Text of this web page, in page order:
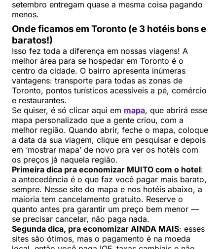
setembro entregam quase a mesma coisa pagando
menos.
Onde ficamos em Toronto (e 3 hotéis bons e
baratos!)
Isso fez toda a diferença em nossas viagens! A
melhor área para se hospedar em Toronto é o
centro da cidade. O bairro apresenta inúmeras
vantagens: transporte para todas as zonas de
Toronto, pontos turísticos acessíveis a pé, comércio
e restaurantes.
Se quiser, é só clicar aqui em mapa, que abrirá esse
mapa personalizado que a gente criou, com a
melhor região. Quando abrir, feche o mapa, coloque
a data da sua viagem, clique em pesquisar e depois
em ‘mostrar mapa’ de novo pra ver os hotéis com
os preços já naquela região.
Primeira dica pra economizar MUITO com o hotel:
a antecedência é o que faz você pagar mais barato,
sempre. Nesse site do mapa e nos hotéis abaixo, a
maioria tem cancelamento gratuito. Reserve o
quanto antes pra garantir um preço bem menor —
se precisar cancelar, não paga nada.
Segunda dica, pra economizar AINDA MAIS: esses
sites são ótimos, mas o pagamento é na moeda